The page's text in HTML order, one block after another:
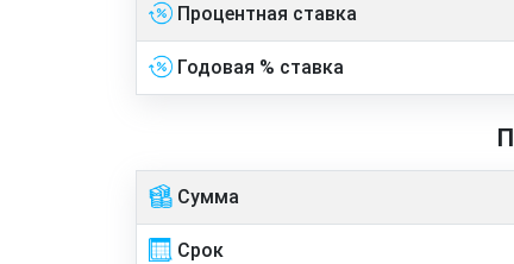
Процентная ставка
Годовая % ставка
Сумма
Срок